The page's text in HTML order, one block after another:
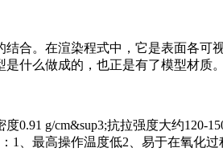
合。在渲染程式中，它是表面各
什么做成的，也正是有了模型材质。
0.91 g/cm&sup3;抗拉强度大约120-
1、最高操作温度低2、易于在氧化过